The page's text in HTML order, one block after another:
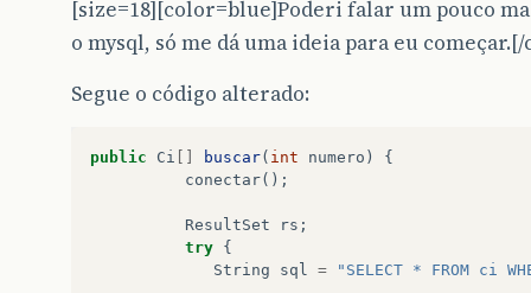
[size=18][color=blue]Poderi falar um pouco
o mysql, só me dá uma ideia para eu
Segue o código alterado:
public Ci buscar( int numero )
{
conectar();
ResultSet rs ;
try {
String
sql = "SELECT * FROM ci